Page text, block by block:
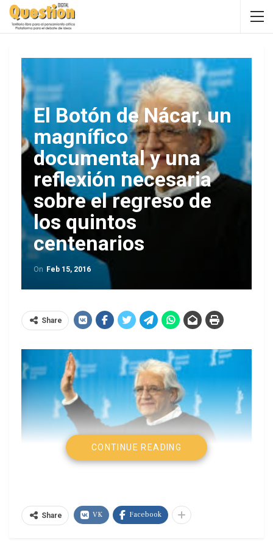
El Botón de Nácar, un
magnífico
documental y una
reflexión necesaria
sobre el regreso de
los quintos
centenarios
On Feb 15, 2016
Share
Patricio Guzmán nos ha vuelto a sorprender con el
CONTINUE READING
Share VK Facebook